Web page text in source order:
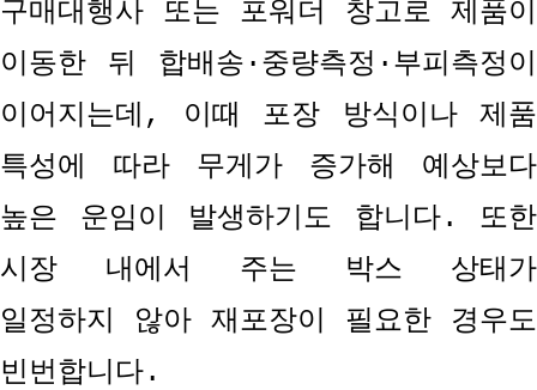
구매대행사 또는 포워더 창고로 제품이
이동한 뒤 합배송 · 중량측정 · 부피측정이
이어지는데 , 이때 포장 방식이나 제품
특성에 따라 무게가 증가해 예상보다
높은 운임이 발생하기도 합니다. 또한
시장 내에서 주는 박스 상태가
일정하지 않아 재포장이 필요한 경우도
빈번합니다.